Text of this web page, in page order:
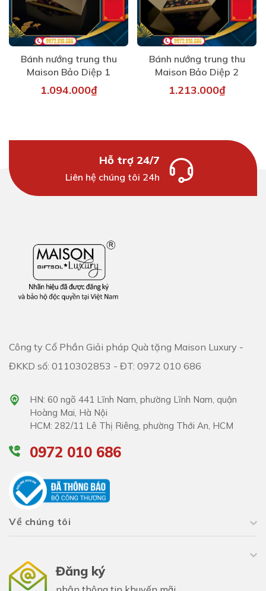
Bánh nướng trung thu
Maison Bảo Diệp 1
1.094.000₫
Bánh nướng trung thu
Maison Bảo Diệp 2
1.213.000₫
Hỗ trợ 24/7
Liên hệ chúng tôi 24h
Công ty Cổ Phần Giải pháp Quà tặng Maison Luxury -
ĐKKD số: 0110302853 - ĐT: 0972 010 686
HN: 60 ngõ 441 Lĩnh Nam, phường Lĩnh Nam, quận
Hoàng Mai, Hà Nội
HCM: 282/11 Lê Thị Riêng, phường Thới An, HCM
0972 010 686
Về chúng tôi
Đăng ký